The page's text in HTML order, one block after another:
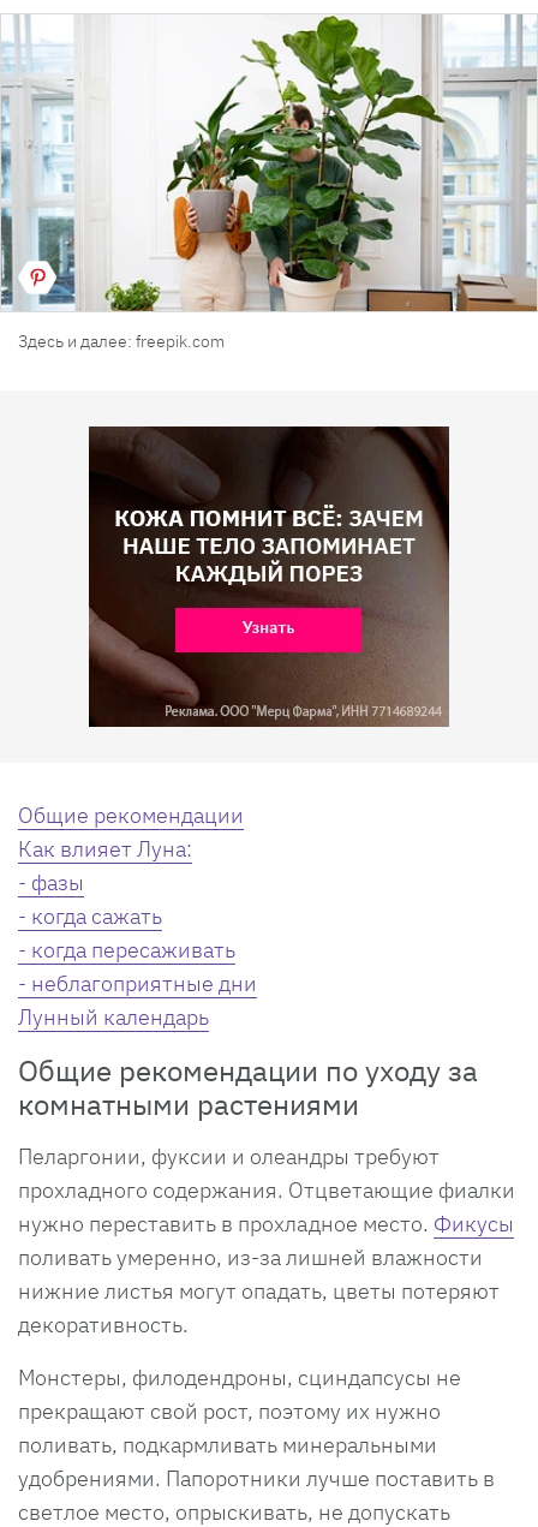
Здесь и далее: freepik.com
Общие рекомендации
Как влияет Луна:
- фазы
- когда сажать
- когда пересаживать
- неблагоприятные дни
Лунный календарь
Общие рекомендации по уходу за
комнатными растениями
Пеларгонии, фуксии и олеандры требуют
прохладного содержания. Отцветающие фиалки
нужно переставить в прохладное место. Фикусы
поливать умеренно, из-за лишней влажности
нижние листья могут опадать, цветы потеряют
декоративность.
Монстеры, филодендроны, сциндапсусы не
прекращают свой рост, поэтому их нужно
поливать, подкармливать минеральными
удобрениями. Папоротники лучше поставить в
светлое место, опрыскивать, не допускать